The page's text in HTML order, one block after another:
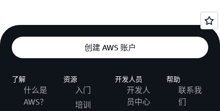
创建 AWS 账户
了解
什么是
AWS？
资源
入门
培训
开发人员
开发人
员中心
帮助
联系我
们